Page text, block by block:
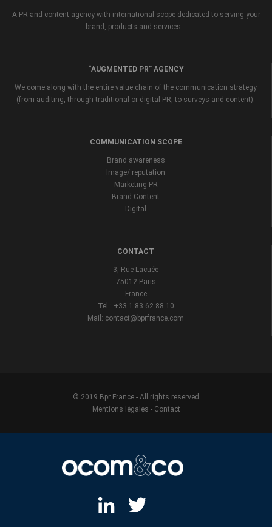
A PR and content agency with international scope dedicated to serving your
brand, products and services...
“AUGMENTED PR” AGENCY
We come along with the entire value chain of the communication strategy
(from auditing, through traditional or digital PR, to surveys and content).
COMMUNICATION SCOPE
Brand awareness
Image/ reputation
Marketing PR
Brand Content
Digital
CONTACT
3, Rue Lacuée
75012 Paris
France
Tel : +33 1 83 62 88 10
Mail: contact@bprfrance.com
© 2019 Bpr France - All rights reserved
Mentions légales - Contact